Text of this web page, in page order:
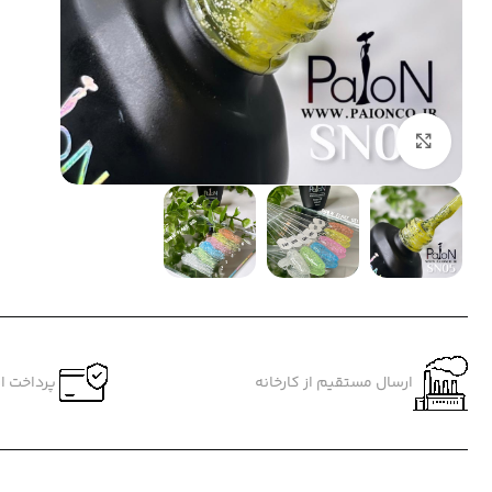
بزرگنمایی تصویر
ارسال مستقیم از کارخانه پرداخت